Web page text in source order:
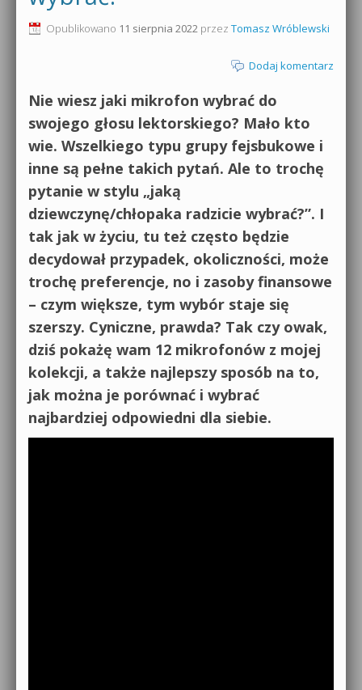
Produkcja muzyczna od podstaw
Sound Forge od podstaw
Dubstep z syntezatorem Massive
Kontakt 5 Kompendium
Pakiety
0dB.pl - informacje
Materiały dla mediów
Archiwum aktualności
Polityka prywatności
Regulamin
Działanie sklepu internetowego
Wyszukiwanie
Opublikowano 11 sierpnia 2022 przez Tomasz Wróblewski
Dodaj komentarz
Nie wiesz jaki mikrofon wybrać do
swojego głosu lektorskiego? Mało kto
wie. Wszelkiego typu grupy fejsbukowe i
inne są pełne takich pytań. Ale to trochę
pytanie w stylu „jaką
dziewczynę/chłopaka radzicie wybrać?”. I
tak jak w życiu, tu też często będzie
decydował przypadek, okoliczności, może
trochę preferencje, no i zasoby finansowe
– czym większe, tym wybór staje się
szerszy. Cyniczne, prawda? Tak czy owak,
dziś pokażę wam 12 mikrofonów z mojej
kolekcji, a także najlepszy sposób na to,
jak można je porównać i wybrać
najbardziej odpowiedni dla siebie.